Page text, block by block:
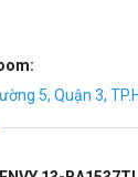
5, Quận 3,